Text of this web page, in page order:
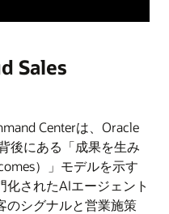
Sales
Centerは、Oracle
後にある「成果を生み
）」モデルを示す
化されたAIエージェント
のシグナルと営業施策